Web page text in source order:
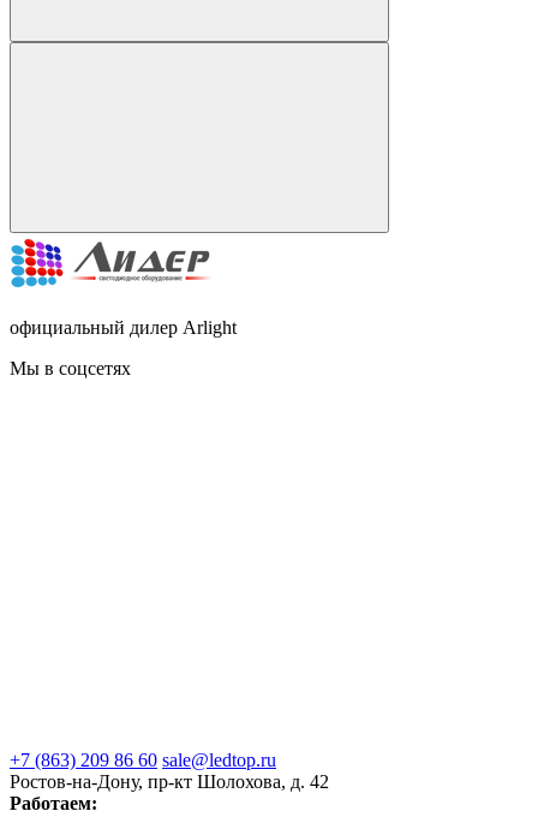
официальный дилер Arlight
Мы в соцсетях
+7 (863) 209 86 60 sale@ledtop.ru
Ростов-на-Дону, пр-кт Шолохова, д. 42
Работаем: